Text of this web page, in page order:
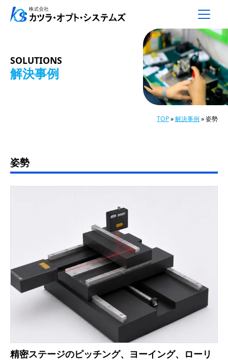
メインナビゲーション
SOLUTIONS
解決事例
TOP»解決事例 »姿勢
姿勢
精密ステージのピッチング、ヨーイング、ローリ